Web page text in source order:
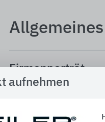
Firmenporträt
aufnehmen